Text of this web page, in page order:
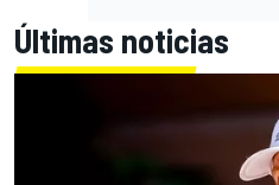
Últimas noticias